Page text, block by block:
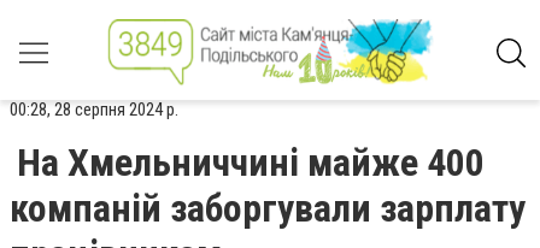
00:28, 28 серпня 2024 р.
На Хмельниччині майже 400
компаній заборгували зарплату